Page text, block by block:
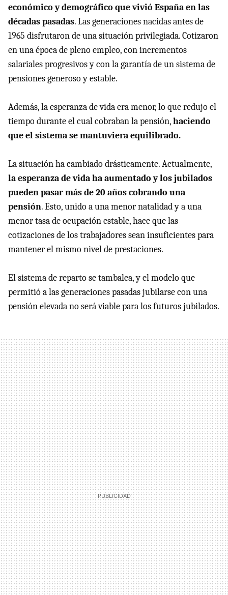
económico y demográfico que vivió España en las
décadas pasadas. Las generaciones nacidas antes de
1965 disfrutaron de una situación privilegiada. Cotizaron
en una época de pleno empleo, con incrementos
salariales progresivos y con la garantía de un sistema de
pensiones generoso y estable.
Además, la esperanza de vida era menor, lo que redujo el
tiempo durante el cual cobraban la pensión,haciendo
que el sistema se mantuviera equilibrado.
La situación ha cambiado drásticamente. Actualmente,
la esperanza de vida ha aumentado y los jubilados
pueden pasar más de 20 años cobrando una
pensión. Esto, unido a una menor natalidad y a una
menor tasa de ocupación estable, hace que las
cotizaciones de los trabajadores sean insuficientes para
mantener el mismo nivel de prestaciones.
El sistema de reparto se tambalea, y el modelo que
permitió a las generaciones pasadas jubilarse con una
pensión elevada no será viable para los futuros jubilados.